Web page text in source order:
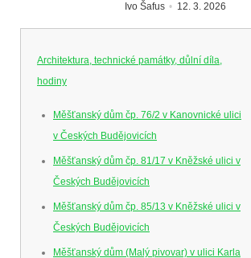
Ivo Šafus 12. 3. 2026
Architektura, technické památky, důlní díla,
hodiny
Měšťanský dům čp. 76/2 v Kanovnické ulici
v Českých Budějovicích
Měšťanský dům čp. 81/17 v Kněžské ulici v
Českých Budějovicích
Měšťanský dům čp. 85/13 v Kněžské ulici v
Českých Budějovicích
Měšťanský dům (Malý pivovar) v ulici Karla